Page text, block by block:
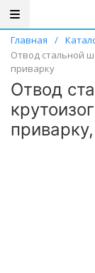
Главная /
Отвод стальной
приварку
Отвод